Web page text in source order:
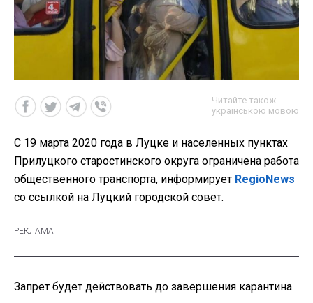
Читайте також
українською мовою
С 19 марта 2020 года в Луцке и населенных пунктах
Прилуцкого старостинского округа ограничена работа
общественного транспорта, информирует RegioNews
со ссылкой на Луцкий городской совет.
Запрет будет действовать до завершения карантина.